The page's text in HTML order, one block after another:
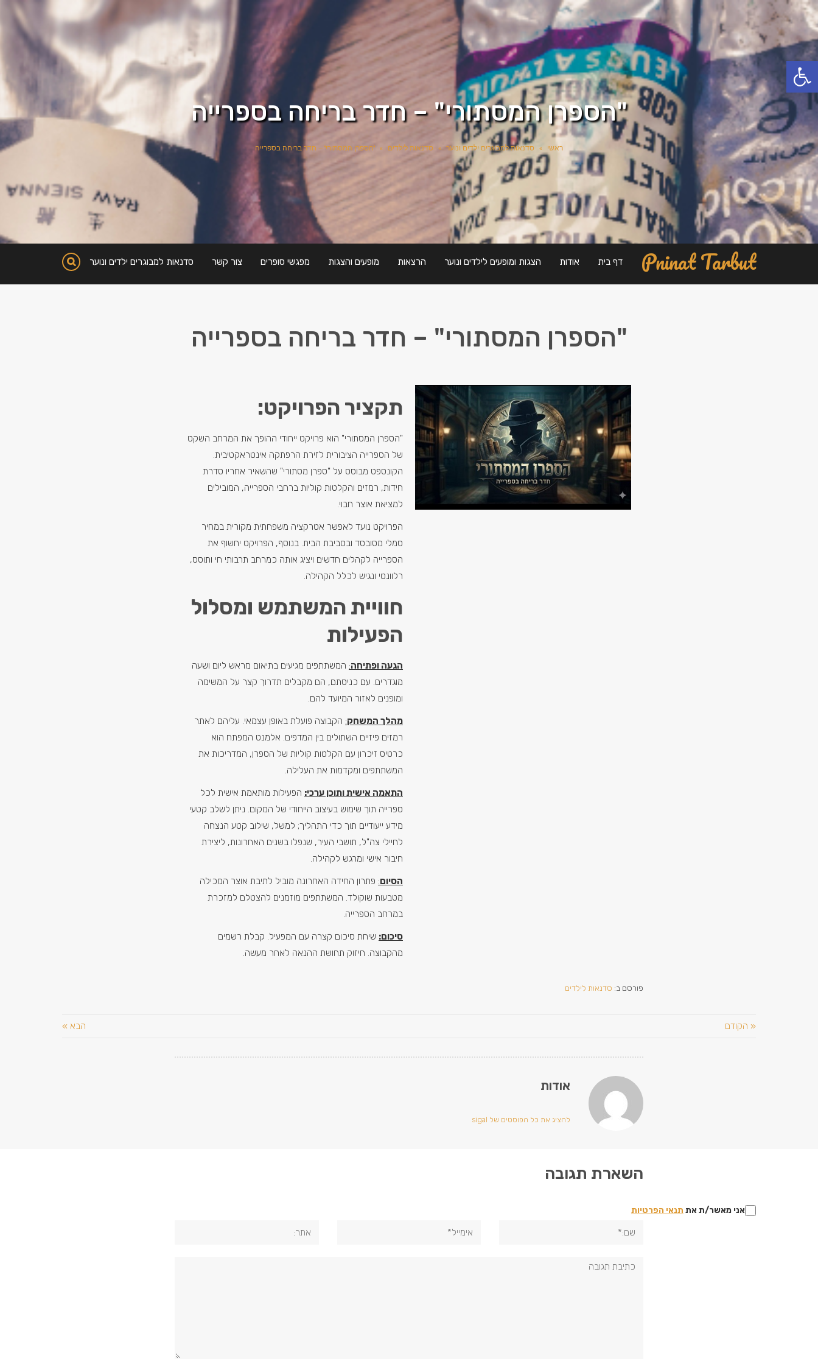
פתח סרגל נגישות
"הספרן המסתורי" – חדר בריחה בספרייה
ראשי » סדנאות למבוגרים ילדים ונוער » סדנאות לילדים » "הספרן המסתורי" – חדר בריחה בספרייה
Pninat Tarbut דף בית אודות הצגות ומופעים לילדים ונוער הרצאות מופעים והצגות מפגשי סופרים צור קשר סדנאות למבוגרים ילדים ונוער
"הספרן המסתורי" – חדר בריחה בספרייה
תקציר הפרויקט:
"הספרן המסתורי" הוא פרויקט ייחודי ההופך את המרחב השקט
של הספרייה הציבורית לזירת הרפתקה אינטראקטיבית.
הקונספט מבוסס על "ספרן מסתורי" שהשאיר אחריו סדרת
חידות, רמזים והקלטות קוליות ברחבי הספרייה, המובילים
למציאת אוצר חבוי.
הפרויקט נועד לאפשר אטרקציה משפחתית מקורית במחיר
סמלי מסובסד ובסביבת הבית. בנוסף, הפרויקט יחשוף את
הספרייה לקהלים חדשים ויציג אותה כמרחב תרבותי חי ותוסס,
רלוונטי ונגיש לכלל הקהילה.
חוויית המשתמש ומסלול
הפעילות
הגעה ופתיחה: המשתתפים מגיעים בתיאום מראש ליום ושעה
מוגדרים. עם כניסתם, הם מקבלים תדרוך קצר על המשימה
ומופנים לאזור המיועד להם.
מהלך המשחק: הקבוצה פועלת באופן עצמאי. עליהם לאתר
רמזים פיזיים השתולים בין המדפים. אלמנט המפתח הוא
כרטיס זיכרון עם הקלטות קוליות של הספרן, המדריכות את
המשתתפים ומקדמות את העלילה.
התאמה אישית ותוכן ערכי: הפעילות מותאמת אישית לכל
ספרייה תוך שימוש בעיצוב הייחודי של המקום. ניתן לשלב קטעי
מידע ייעודיים תוך כדי התהליך; למשל, שילוב קטע הנצחה
לחיילי צה"ל, תושבי העיר, שנפלו בשנים האחרונות, ליצירת
חיבור אישי ומרגש לקהילה.
הסיום: פתרון החידה האחרונה מוביל לתיבת אוצר המכילה
מטבעות שוקולד. המשתתפים מוזמנים להצטלם למזכרת
במרחב הספרייה.
סיכום: שיחת סיכום קצרה עם המפעיל. קבלת רשמים
מהקבוצה. חיזוק תחושת ההנאה לאחר מעשה.
פורסם ב: סדנאות לילדים
« הקודם הבא »
אודות
להציג את כל הפוסטים של sigal
השארת תגובה
אני מאשר/ת את תנאי הפרטיות